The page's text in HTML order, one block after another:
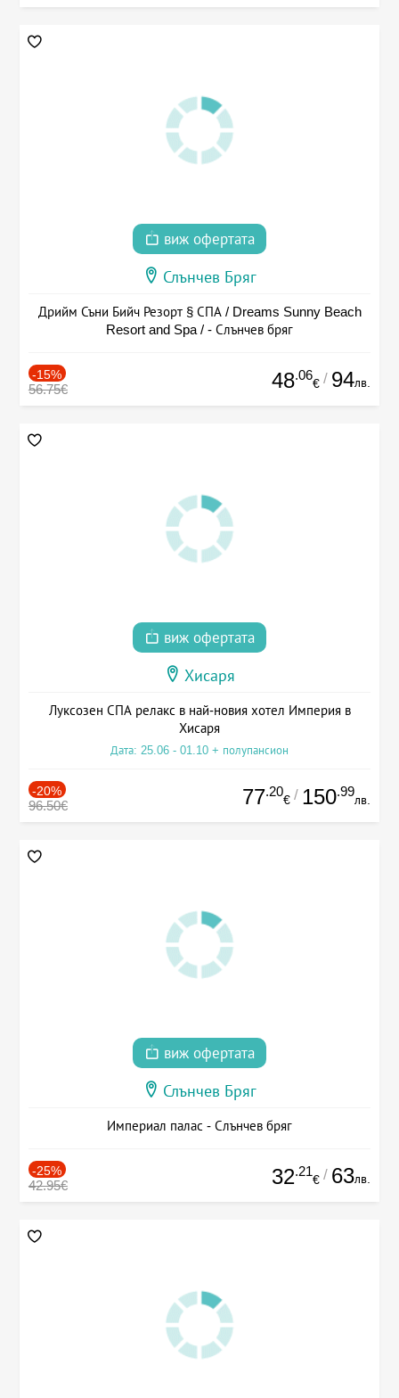
виж офертата
Слънчев Бряг
Дрийм Съни Бийч Резорт § СПА / Dreams Sunny Beach
Resort and Spa / - Слънчев бряг
-15%
56.75€ 48.06
€ / 94лв.
виж офертата
Хисаря
Луксозен СПА релакс в най-новия хотел Империя в
Хисаря
Дата: 25.06 - 01.10 + полупансион
-20%
96.50€ 77.20
€ / 150.99
лв.
виж офертата
Слънчев Бряг
Империал палас - Слънчев бряг
-25%
42.95€ 32.21
€ / 63лв.